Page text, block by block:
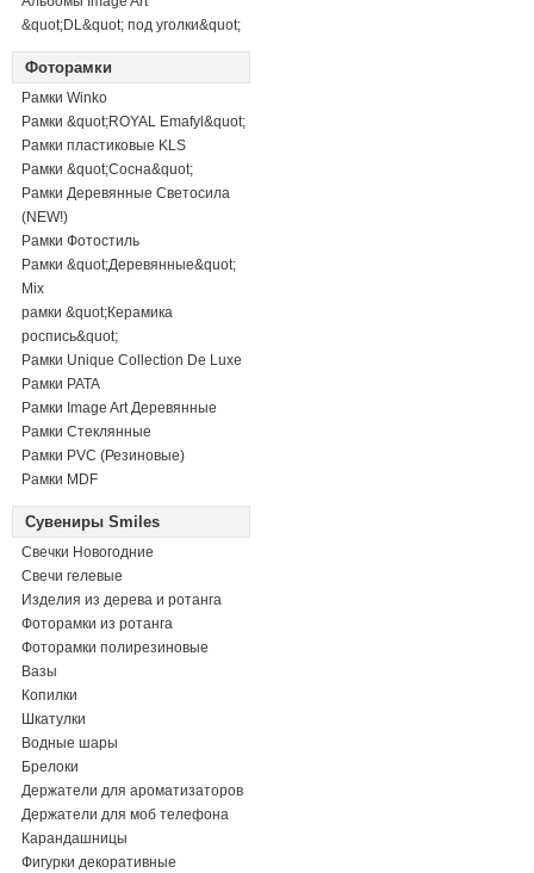
&quot;DL&quot; под уголки&quot;
Фоторамки
Рамки Winko
Рамки &quot;ROYAL Emafyl&quot;
Рамки пластиковые KLS
Рамки &quot;Сосна&quot;
Рамки Деревянные Светосила
(NEW!)
Рамки Фотостиль
Рамки &quot;Деревянные&quot;
Mix
рамки &quot;Керамика
роспись&quot;
Рамки Unique Collection De Luxe
Рамки PATA
Рамки Image Art Деревянные
Рамки Стеклянные
Рамки PVC (Резиновые)
Рамки MDF
Сувениры Smiles
Свечки Новогодние
Свечи гелевые
Изделия из дерева и ротанга
Фоторамки из ротанга
Фоторамки полирезиновые
Вазы
Копилки
Шкатулки
Водные шары
Брелоки
Держатели для ароматизаторов
Держатели для моб телефона
Карандашницы
Фигурки декоративные